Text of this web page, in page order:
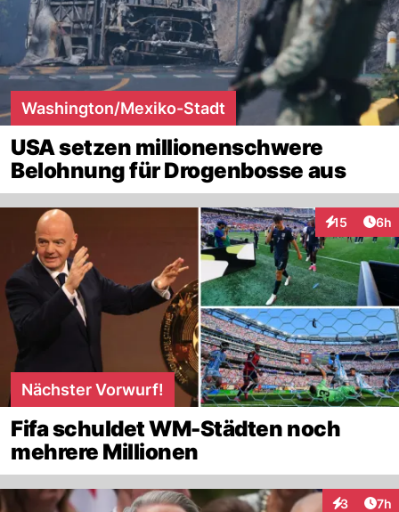
Washington/Mexiko-Stadt
USA setzen millionenschwere
Belohnung für Drogenbosse aus
15
Interaktionen
6h
Nächster Vorwurf!
Fifa schuldet WM-Städten noch
mehrere Millionen
3 7h